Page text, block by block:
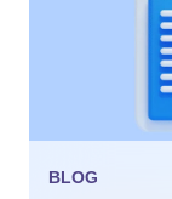
BLOG